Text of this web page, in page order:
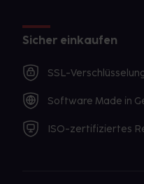
Sicher einkaufen
SSL-
Software Made in
ISO-zertifiziertes